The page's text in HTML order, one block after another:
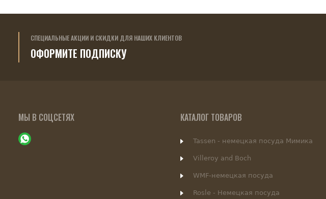
СПЕЦИАЛЬНЫЕ АКЦИИ И СКИДКИ ДЛЯ НАШИХ КЛИЕНТОВ
ОФОРМИТЕ ПОДПИСКУ
МЫ В СОЦСЕТЯХ КАТАЛОГ ТОВАРОВ
Tassen - немецкая посуда Мимика
Villeroy and Boch
WMF-немецкая посуда
Rosle - Немецкая посуда